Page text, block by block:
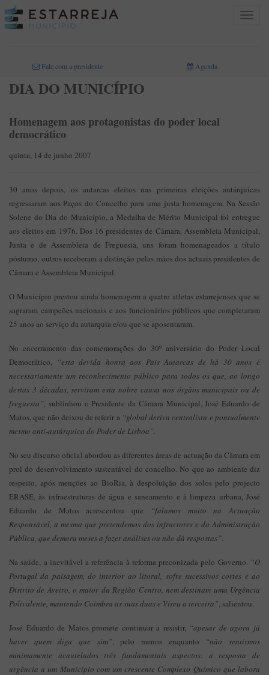
Toggle
Fale com a presidente Agenda
DIA DO MUNICÍPIO
Homenagem aos protagonistas do poder local
democrático
quinta, 14 de junho 2007
30 anos depois, os autarcas eleitos nas primeiras eleições autárquicas
regressaram aos Paços do Concelho para uma justa homenagem. Na Sessão
Solene do Dia do Município, a Medalha de Mérito Municipal foi entregue
aos eleitos em 1976. Dos 16 presidentes de Câmara, Assembleia Municipal,
Junta e de Assembleia de Freguesia, uns foram homenageados a título
póstumo, outros receberam a distinção pelas mãos dos actuais presidentes de
Câmara e Assembleia Municipal.
O Município prestou ainda homenagem a quatro atletas estarrejenses que se
sagraram campeões nacionais e aos funcionários públicos que completaram
25 anos ao serviço da autarquia e/ou que se aposentaram.
No encerramento das comemorações do 30º aniversário do Poder Local
Democrático, “esta devida honra aos Pais Autarcas de há 30 anos é
necessariamente um reconhecimento público para todos os que, ao longo
destas 3 décadas, serviram esta nobre causa nos órgãos municipais ou de
freguesia”, sublinhou o Presidente da Câmara Municipal, José Eduardo de
Matos, que não deixou de referir a “global deriva centralista e pontualmente
mesmo anti-autárquica do Poder de Lisboa”.
No seu discurso oficial abordou as diferentes áreas de actuação da Câmara em
prol do desenvolvimento sustentável do concelho. No que ao ambiente diz
respeito, após menções ao BioRia, à despoluição dos solos pelo projecto
ERASE, às infraestruturas de água e saneamento e à limpeza urbana, José
Eduardo de Matos acrescentou que
“falamos muito na Actuação
Responsável, a mesma que pretendemos dos infractores e da Administração
Pública, que demora meses a fazer análises ou não dá respostas”.
Na saúde, a inevitável a referência à reforma preconizada pelo Governo. “O
Portugal da paisagem, do interior ao litoral, sofre sucessivos cortes e ao
Distrito de Aveiro, o maior da Região Centro, nem destinam uma Urgência
Polivalente, mantendo Coimbra as suas duas e Viseu a terceira”, salientou.
José Eduardo de Matos promete continuar a resistir, “apesar de agora já
haver quem diga que sim”, pelo menos enquanto “não sentirmos
minimamente acautelados três fundamentais aspectos: a resposta de
urgência a um Município com um crescente Complexo Químico que labora